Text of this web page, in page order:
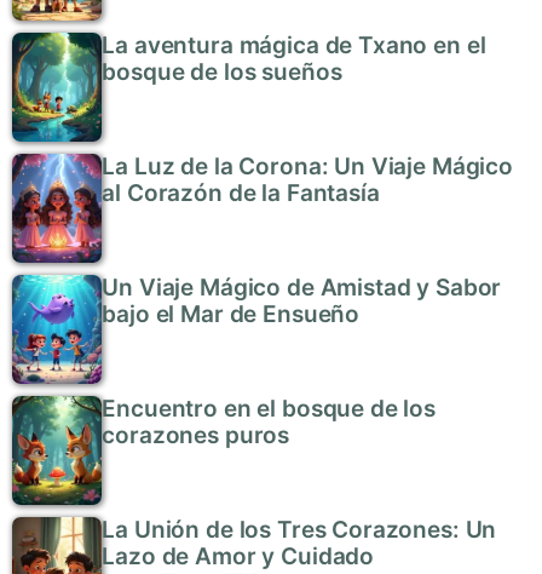
La aventura mágica de Txano en el
bosque de los sueños
La Luz de la Corona: Un Viaje Mágico
al Corazón de la Fantasía
Un Viaje Mágico de Amistad y Sabor
bajo el Mar de Ensueño
Encuentro en el bosque de los
corazones puros
La Unión de los Tres Corazones: Un
Lazo de Amor y Cuidado